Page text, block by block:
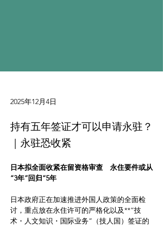
2025年12月4日
持有五年签证才可以申请永驻？
｜永驻恐收紧
日本拟全面收紧在留资格审查　永住要件或从
“3年”回归“5年
日本政府正在加速推进外国人政策的全面检
讨，重点放在永住许可的严格化以及**“技
术・人文知识・国际业务”（技人国）签证的